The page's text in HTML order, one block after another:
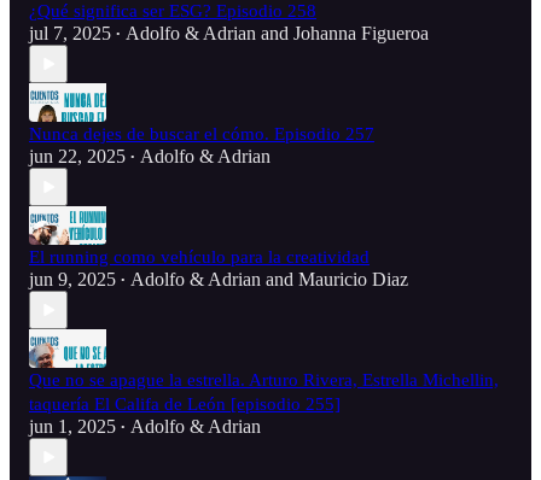
¿Qué significa ser ESG? Episodio 258
jul 7, 2025 • Adolfo & Adrian and Johanna Figueroa
Nunca dejes de buscar el cómo. Episodio 257
jun 22, 2025 • Adolfo & Adrian
El running como vehículo para la creatividad
jun 9, 2025 • Adolfo & Adrian and Mauricio Diaz
Que no se apague la estrella. Arturo Rivera, Estrella Michellin,
taquería El Califa de León [episodio 255]
jun 1, 2025 • Adolfo & Adrian